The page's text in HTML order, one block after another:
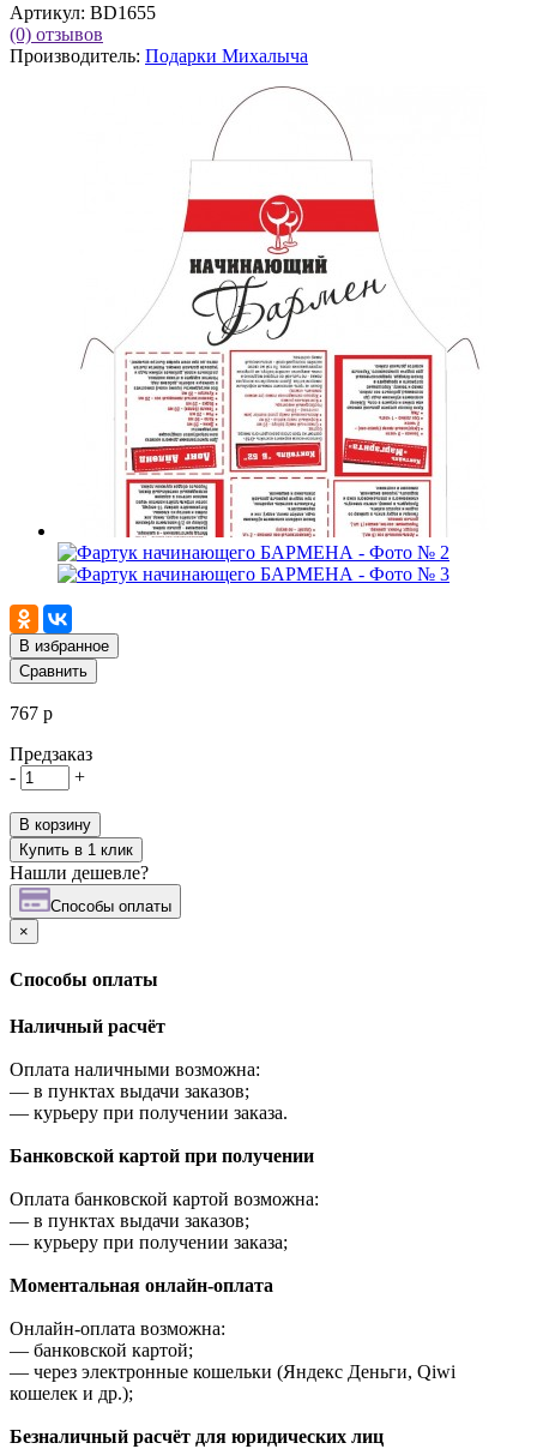
Артикул: BD1655
(0) отзывов
Производитель: Подарки Михалыча
В избранное
Сравнить
767 р
Предзаказ
-
+
В корзину
Купить в 1 клик
Нашли дешевле?
Cпособы оплаты
×
Cпособы оплаты
Наличный расчёт
Оплата наличными возможна:
— в пунктах выдачи заказов;
— курьеру при получении заказа.
Банковской картой при получении
Оплата банковской картой возможна:
— в пунктах выдачи заказов;
— курьеру при получении заказа;
Моментальная онлайн-оплата
Онлайн-оплата возможна:
— банковской картой;
— через электронные кошельки (Яндекс Деньги, Qiwi
кошелек и др.);
Безналичный расчёт для юридических лиц